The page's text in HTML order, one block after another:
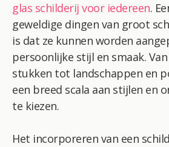
glas schilderij voor iedereen.
geweldige dingen van groot
is dat ze kunnen worden
persoonlijke stijl en smaak.
stukken tot landschappen en
een breed scala aan stijlen en
te kiezen.
Het incorporeren van een